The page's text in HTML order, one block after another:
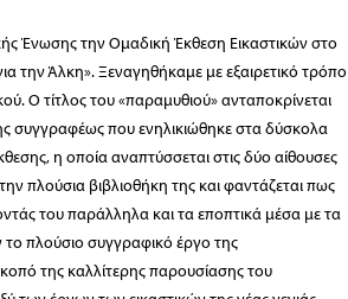
Ένωσης την Ομαδική Έκθεση Εικαστικών στο
την Άλκη». Ξεναγηθήκαμε με εξαιρετικό τρόπο
Ο τίτλος του «παραμυθιού» ανταποκρίνεται
συγγραφέως που ενηλικιώθηκε στα δύσκολα
η οποία αναπτύσσεται στις δύο αίθουσες
πλούσια βιβλιοθήκη της και φαντάζεται πως
του παράλληλα και τα εποπτικά μέσα με τα
το πλούσιο συγγραφικό έργο της
της καλλίτερης παρουσίασης του